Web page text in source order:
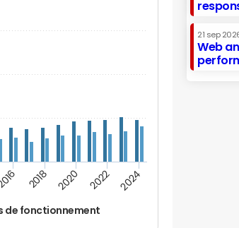
de fonctionnement
2018 2020 2022 2024
21 sep
Web